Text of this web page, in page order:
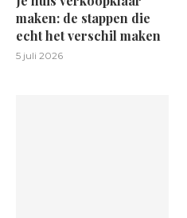
maken: de stappen die
echt het verschil maken
5 juli 2026